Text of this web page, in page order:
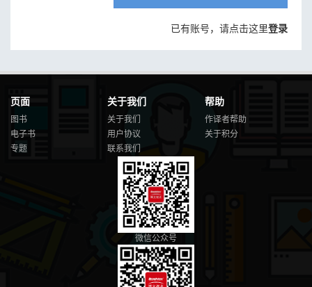
已有账号，请点击这里登录
页面
图书
电子书
专题
关于我们
关于我们
用户协议
联系我们
帮助
作译者帮助
关于积分
微信公众号